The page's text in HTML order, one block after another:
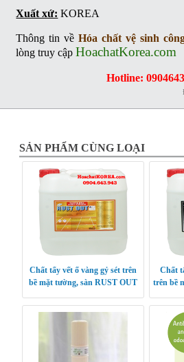
Xuất xứ: KOREA
Thông tin vềHóa chất vệ sinh
lòng truy cập HoachatKorea.com
Hotline:
SẢN PHẨM CÙNG LOẠI
Chất tẩy vết ố vàng gỷ sét trên
bề mặt tường, sàn RUST OUT
Chất
trên bề